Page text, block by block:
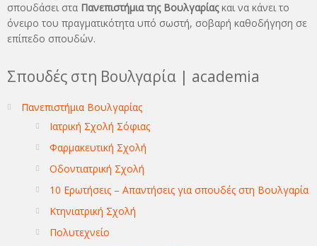
σπουδάσει στα Πανεπιστήμια της Βουλγαρίαςκαι να κάνει το
όνειρo του πραγματικότητα υπό σωστή, σοβαρή καθοδήγηση σε
επίπεδο σπουδών.
Σπουδές στη Βουλγαρία | academia
Πανεπιστήμια Βουλγαρίας
Ιατρική Σχολή Σόφιας
Φαρμακευτική Σχολή
Οδοντιατρική Σχολή
10 Ερωτήσεις – Απαντήσεις για σπουδές στη Βουλγαρία
Κτηνιατρική Σχολή
Πολυτεχνείο